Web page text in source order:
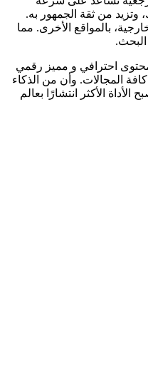
وتزيد من ثقة الجمهور به.
بالمواقع الأخرى. مما
احترافي و مميز رقمي
المجالات. وأن من الذكاء
الأداة الأكثر انتشارًا بعالم